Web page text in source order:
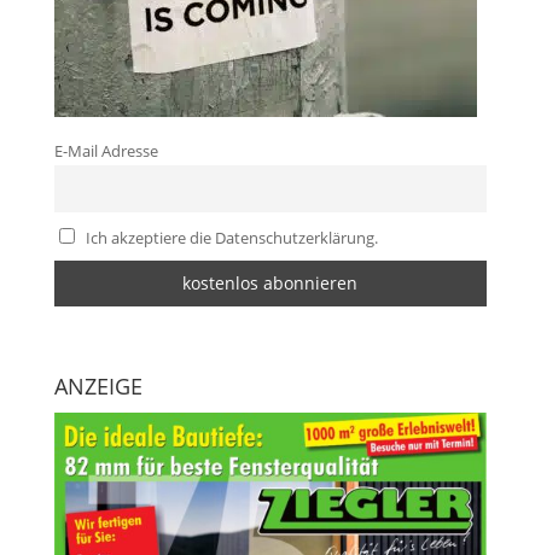
E-Mail Adresse
Ich akzeptiere die Datenschutzerklärung.
ANZEIGE